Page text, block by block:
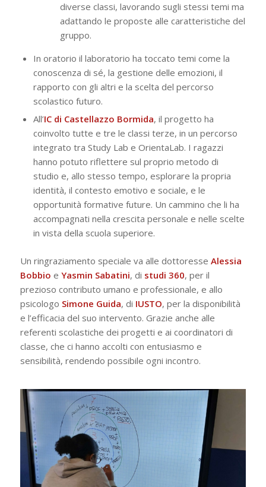
diverse classi, lavorando sugli stessi temi ma
adattando le proposte alle caratteristiche del
gruppo.
In oratorio il laboratorio ha toccato temi come la
conoscenza di sé, la gestione delle emozioni, il
rapporto con gli altri e la scelta del percorso
scolastico futuro.
All’IC di Castellazzo Bormida, il progetto ha
coinvolto tutte e tre le classi terze, in un percorso
integrato tra Study Lab e OrientaLab. I ragazzi
hanno potuto riflettere sul proprio metodo di
studio e, allo stesso tempo, esplorare la propria
identità, il contesto emotivo e sociale, e le
opportunità formative future. Un cammino che li ha
accompagnati nella crescita personale e nelle scelte
in vista della scuola superiore.
Un ringraziamento speciale va alle dottoresse Alessia
Bobbio e Yasmin Sabatini, di studi 360, per il
prezioso contributo umano e professionale, e allo
psicologo Simone Guida, di IUSTO, per la disponibilità
e l’efficacia del suo intervento. Grazie anche alle
referenti scolastiche dei progetti e ai coordinatori di
classe, che ci hanno accolti con entusiasmo e
sensibilità, rendendo possibile ogni incontro.